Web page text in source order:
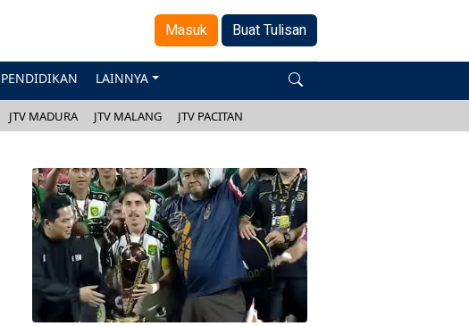
Masuk Buat Tulisan
PENDIDIKAN LAINNYA
JTV MADURA JTV MALANG JTV PACITAN